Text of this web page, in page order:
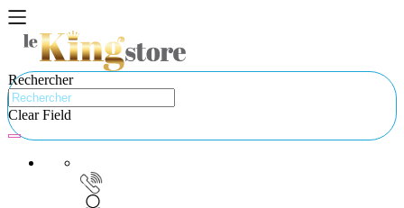
Rechercher
Clear Field